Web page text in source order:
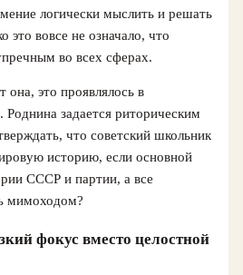
логически мыслить и решать
это вовсе не означало, что
во всех сферах.
она, это проявлялось в
Роднина задается риторическим
что советский школьник
историю, если основной
СССР и партии, а все
мимоходом?
фокус вместо целостной